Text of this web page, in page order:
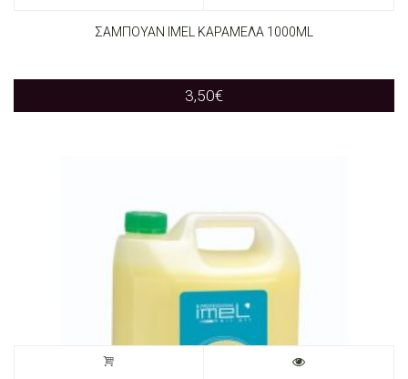
ΣΑΜΠΟΥΑΝ IMEL ΚΑΡΑΜΕΛΑ 1000ML
3,50€